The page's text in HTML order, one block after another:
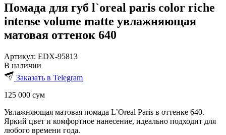
Помада для губ l`oreal paris color riche
intense volume matte увлажняющая
матовая оттенок 640
Артикул: EDX-95813
В наличии
Заказать в Telegram
125 000 сум
Увлажняющая матовая помада L’Oreal Paris в оттенке 640.
Яркий цвет и комфортное нанесение, идеально подходит для
любого времени года.